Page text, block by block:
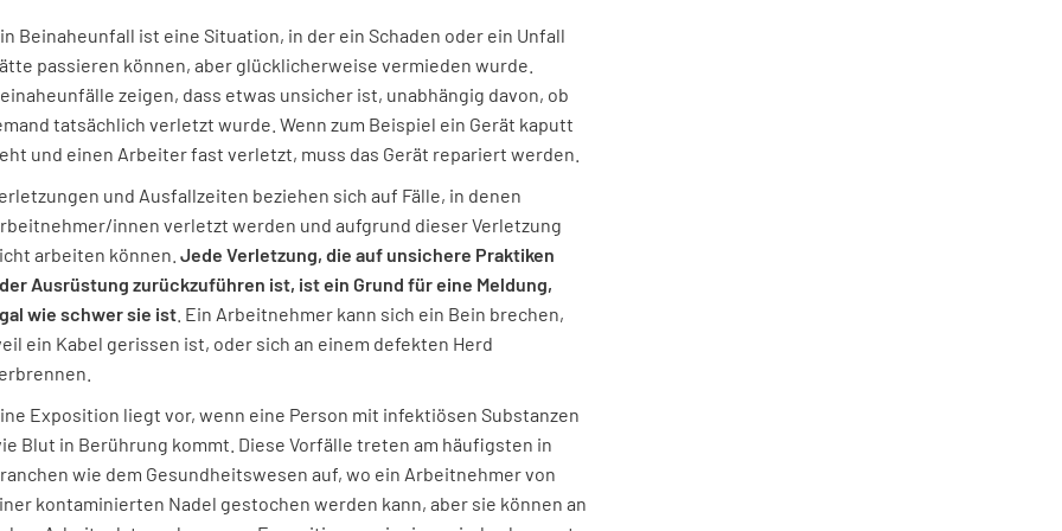
Beinaheunfall ist eine Situation, in der ein Schaden oder ein Unfall
passieren können, aber glücklicherweise vermieden wurde.
zeigen, dass etwas unsicher ist, unabhängig davon, ob
tatsächlich verletzt wurde. Wenn zum Beispiel ein Gerät kaputt
und einen Arbeiter fast verletzt, muss das Gerät repariert werden.
und Ausfallzeiten beziehen sich auf Fälle, in denen
innen verletzt werden und aufgrund dieser Verletzung
arbeiten können. Jede Verletzung, die auf unsichere Praktiken
Ausrüstung zurückzuführen ist, ist ein Grund für eine Meldung,
wie schwer sie ist. Ein Arbeitnehmer kann sich ein Bein brechen,
ein Kabel gerissen ist, oder sich an einem defekten Herd
Exposition liegt vor, wenn eine Person mit infektiösen Substanzen
Blut in Berührung kommt. Diese Vorfälle treten am häufigsten in
wie dem Gesundheitswesen auf, wo ein Arbeitnehmer von
kontaminierten Nadel gestochen werden kann, aber sie können an